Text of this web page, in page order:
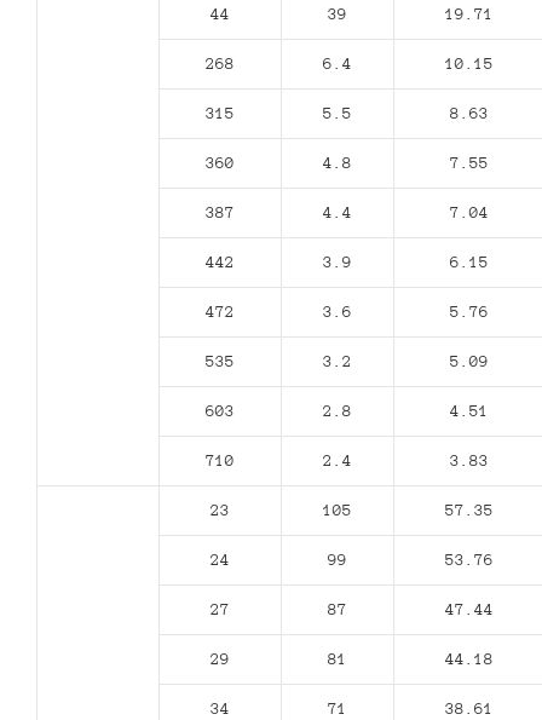
44 39 19.71
268 6.4 10.15
315 5.5 8.63
360 4.8 7.55
387 4.4 7.04
442 3.9 6.15
472 3.6 5.76
535 3.2 5.09
603 2.8 4.51
710 2.4 3.83
23 105 57.35
24 99 53.76
27 87 47.44
29 81 44.18
34 71 38.61